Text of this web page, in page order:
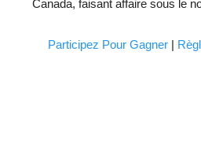
Canada, faisant affaire sous le
Participez Pour Gagner|